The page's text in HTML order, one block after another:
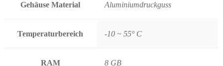
Gehäuse Material Aluminiumdruckguss
Temperaturbereich -10 ~ 55° C
RAM 8 GB